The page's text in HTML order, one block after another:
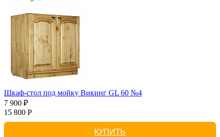
Шкаф-стол под мойку Викинг GL 60 №4
7 900 ₽
15 800 Р
КУПИТЬ